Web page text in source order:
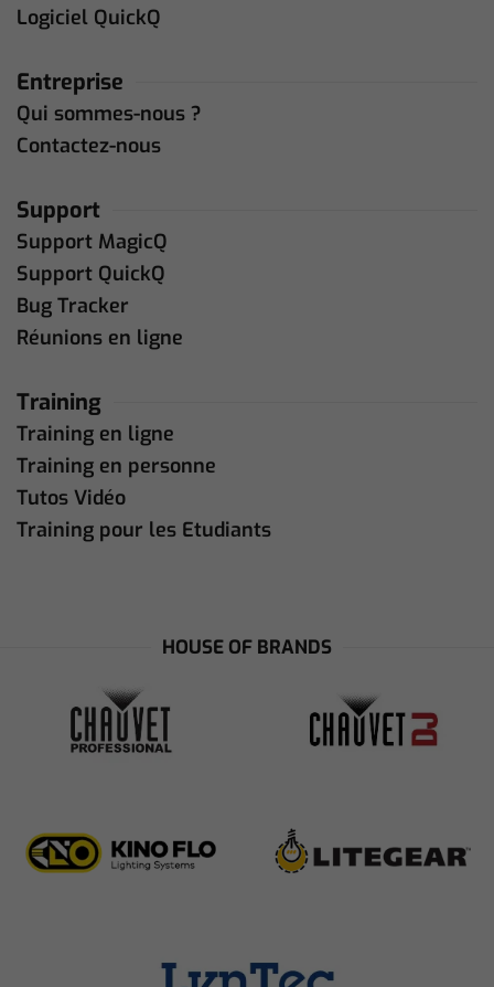
Logiciel QuickQ
Entreprise
Qui sommes-nous ?
Contactez-nous
Support
Support MagicQ
Support QuickQ
Bug Tracker
Réunions en ligne
Training
Training en ligne
Training en personne
Tutos Vidéo
Training pour les Etudiants
HOUSE OF BRANDS